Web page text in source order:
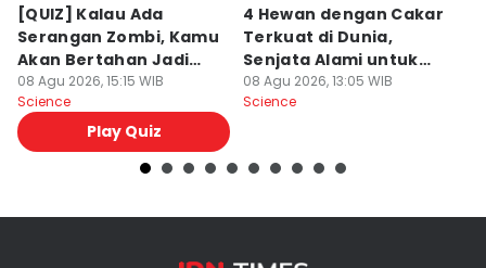
[QUIZ] Kalau Ada
Serangan Zombi, Kamu
Akan Bertahan Jadi
Manusia atau Ikut
Berubah?
08 Agu 2026, 15:15 WIB
Science
Play Quiz
4 Hewan dengan Cakar
Terkuat di Dunia,
Senjata Alami untuk
Berburu!
08 Agu 2026, 13:05 WIB
Science